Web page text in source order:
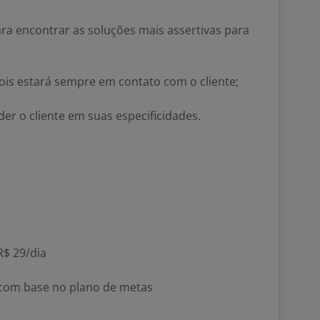
encontrar as soluções mais assertivas para
estará sempre em contato com o cliente;
o cliente em suas especificidades.
29/dia
base no plano de metas